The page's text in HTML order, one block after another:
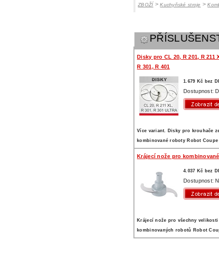
ZBOŽÍ>Kuchyňské stroje >
Disky pro CL 20, R 201, R 211
R 301, R 401
1.679 Kč bez
Dostupnost:
Více variant. Disky pro krouhače
kombinované roboty Robot Coupe
Krájecí nože pro
4.037 Kč bez
Dostupnost:
Krájecí nože pro všechny velikosti
kombinovaných robotů Robot